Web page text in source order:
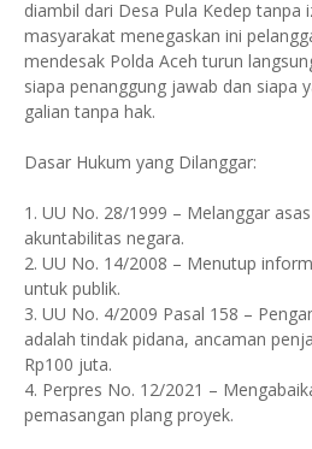
diambil dari Desa Pula Kedep tanpa
masyarakat menegaskan ini
mendesak Polda Aceh turun
siapa penanggung jawab dan siapa
galian tanpa hak.
Dasar Hukum yang Dilanggar:
1. UU No. 28/1999 – Melanggar
akuntabilitas negara.
2. UU No. 14/2008 – Menutup
untuk publik.
3. UU No. 4/2009 Pasal 158 –
adalah tindak pidana, ancaman
Rp100 juta.
4. Perpres No. 12/2021 –
pemasangan plang proyek.